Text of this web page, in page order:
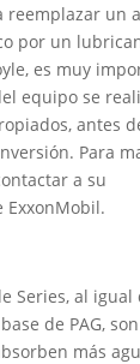
reemplazar un
por un
es muy
equipo se
antes
Para
a su
ExxonMobil.
Series, al igual
de PAG, son
más